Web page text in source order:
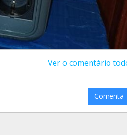
Ver o comentário
Comenta